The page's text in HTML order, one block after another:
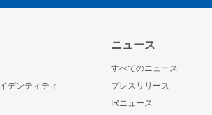
デンティティ
ニュース
すべてのニュース
プレスリリース
IRニュース